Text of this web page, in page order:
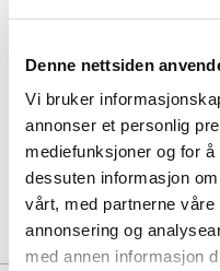
Denne nettsiden
Vi bruker
annonser et personlig
mediefunksjoner og for
dessuten informasjon
vårt, med partnerne våre
annonsering og
med annen informasjon
BESKRIVELSE
GEL-1130 er en klassisk
linjer og detaljer fra
teknologi i hælen og yttersåle
komfortabel følelse hele dagen.
Art. nr. 05257402
Lev. art. nr1203A610